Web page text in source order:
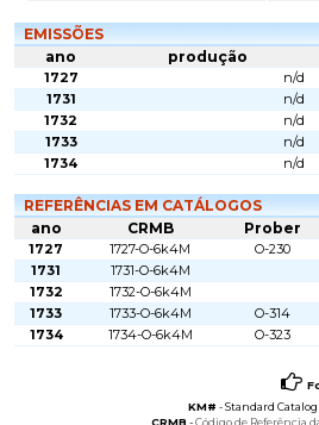
EMISSÕES
ano
produção
1727 n/d
1731
n/d
1732
n/d
1733
n/d
1734
n/d
REFERÊNCIAS EM CATÁLOGOS
ano CRMB Prober
1727 1727-O-6k4M O-230
1731
1731-O-6k4M
1732
1732-O-6k4M
1733
1733-O-6k4M O-314
1734
1734-O-6k4M O-323
KM# -Standard
CRMB -Código de Referência